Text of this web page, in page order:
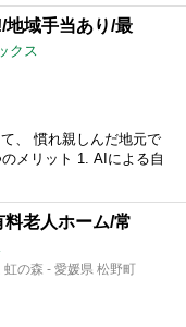
地域手当あり/最
クス
、 慣れ親しんだ地元で
メリット 1. AIによる自
料老人ホーム/常
の森 - 愛媛県 松野町